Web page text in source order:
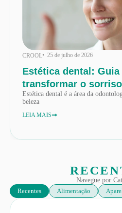
CROOL• 25 de julho de 2026
Estética dental:
transformar o sorriso
Estética dental é a área da
beleza
LEIA MAIS
Navegue por
Alimentação
Recentes